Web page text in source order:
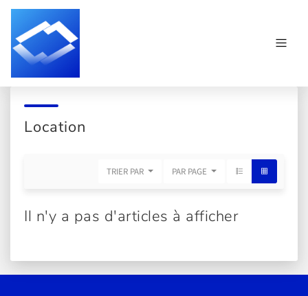
Location
TRIER PAR PAR PAGE
Il n'y a pas d'articles à afficher